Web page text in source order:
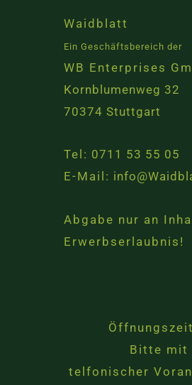
Waidblatt
Ein Geschäftsbereich der
WB Enterprises
Kornblumenweg 32
70374 Stuttgart
Tel: 0711 53 55 05
E-Mail:
Abgabe nur an
Erwerbserlaubnis!
Bitte mit
telfonischer